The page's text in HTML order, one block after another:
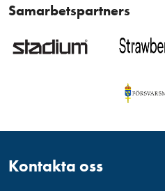
Samarbetspartners
Kontakta oss